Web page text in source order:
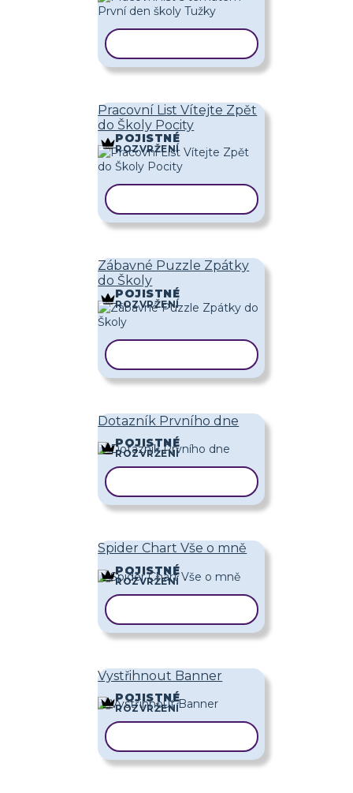
Pracovní List Vítejte Zpět
do Školy Pocity
POJISTNÉ
ROZVRŽENÍ
Zábavné Puzzle Zpátky
do Školy
POJISTNÉ
ROZVRŽENÍ
Dotazník Prvního dne
POJISTNÉ
ROZVRŽENÍ
Spider Chart Vše o mně
POJISTNÉ
ROZVRŽENÍ
Vystřihnout Banner
POJISTNÉ
ROZVRŽENÍ